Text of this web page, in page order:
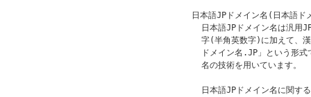
日本語JPドメイン名(日本語ド
日本語JPドメイン名は汎用
字(半角英数字)に加えて、
ドメイン名.JP」という形式
    名の技術を用いています。
日本語JPドメイン名に関す